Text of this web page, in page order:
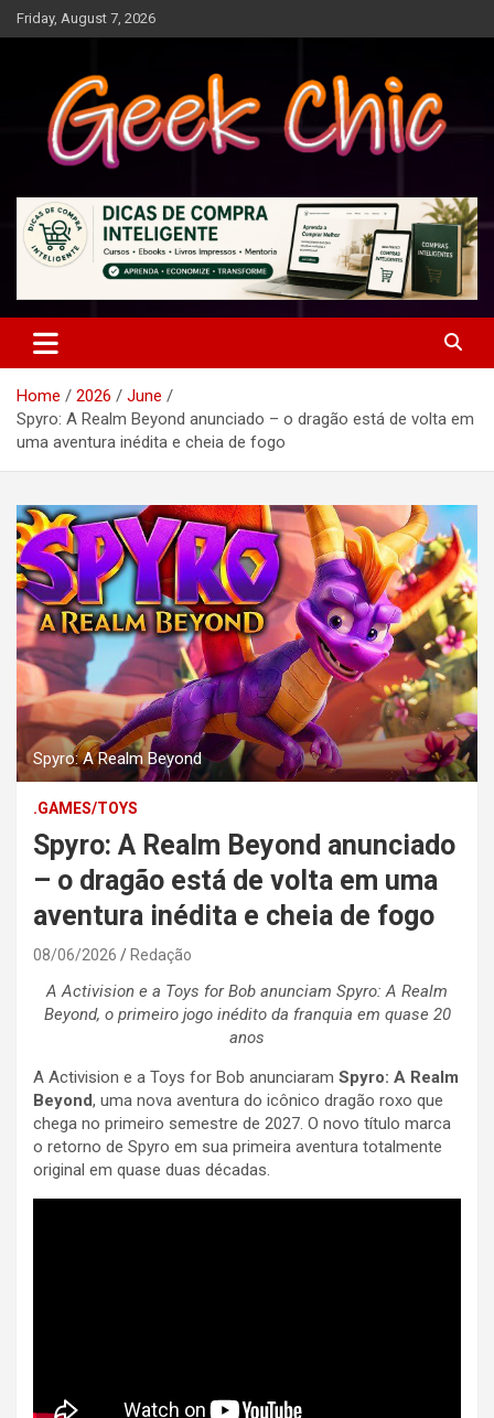
Skip
to
Friday, August 7, 2026
Geek Chic
Home 2026
June
Spyro: A Realm Beyond anunciado – o dragão está de volta em
uma aventura inédita e cheia de fogo
Spyro: A Realm Beyond
.GAMES/TOYS
Spyro: A Realm Beyond anunciado
– o dragão está de volta em uma
aventura inédita e cheia de fogo
08/06/2026 Redação
A Activision e a Toys for Bob anunciam Spyro: A Realm
Beyond, o primeiro jogo inédito da franquia em quase 20
anos
A Activision e a Toys for Bob anunciaram Spyro: A Realm
Beyond, uma nova aventura do icônico dragão roxo que
chega no primeiro semestre de 2027. O novo título marca
o retorno de Spyro em sua primeira aventura totalmente
original em quase duas décadas.